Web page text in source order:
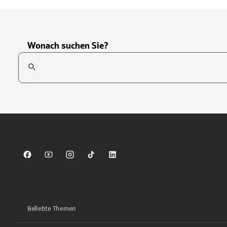
Wonach suchen Sie?
Suchfeld
Sparkasse auf Facebook
Sparkasse auf Youtube
Sparkasse auf Instagram
Sparkasse auf TikTok
Sparkasse auf LinkedIn
Beliebte Themen